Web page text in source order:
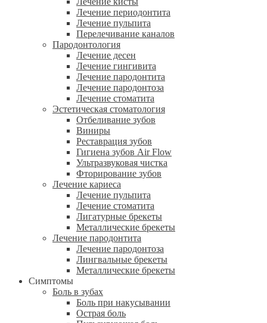
Лечение периодонтита
Лечение пульпита
Перелечивание каналов
Пародонтология
Лечение десен
Лечение гингивита
Лечение пародонтита
Лечение пародонтоза
Лечение стоматита
Эстетическая стоматология
Отбеливание зубов
Виниры
Реставрация зубов
Гигиена зубов Air Flow
Ультразвуковая чистка
Фторирование зубов
Лечение кариеса
Лечение пульпита
Лечение стоматита
Лигатурные брекеты
Металлические брекеты
Лечение пародонтита
Лечение пародонтоза
Лингвальные брекеты
Металлические брекеты
Симптомы
Боль в зубах
Боль при накусывании
Острая боль